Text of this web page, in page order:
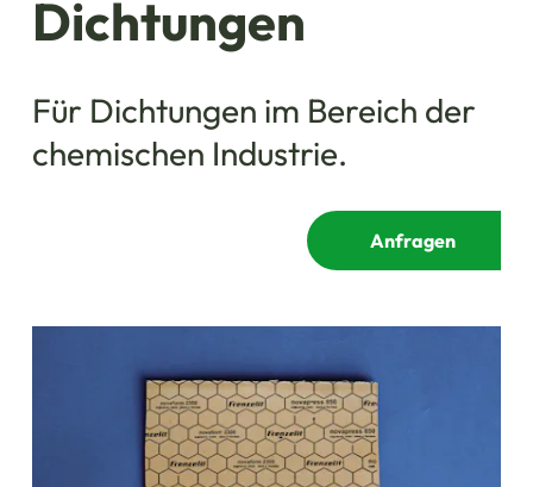
Dichtungen
Für Dichtungen im Bereich der
chemischen Industrie.
Anfragen